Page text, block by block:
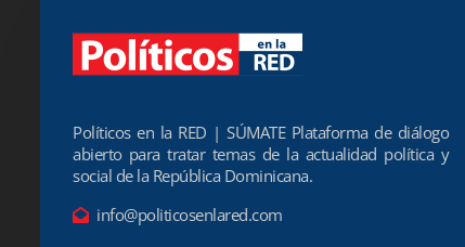
Políticos en la RED | SÚMATE Plataforma de diálogo
abierto para tratar temas de la actualidad política y
social de la República Dominicana.
info@politicosenlared.com